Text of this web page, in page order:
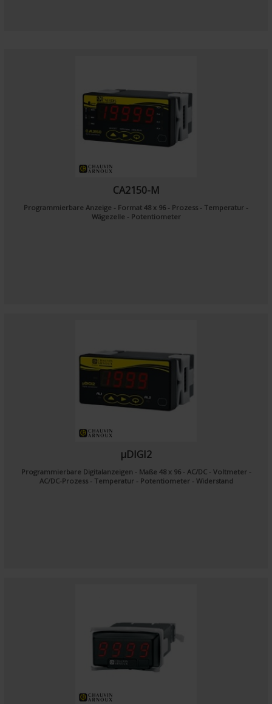
CA2150-M
Programmierbare Anzeige - Format 48 x 96 - Prozess - Temperatur -
Wägezelle - Potentiometer
µDIGI2
Programmierbare Digitalanzeigen - Maße 48 x 96 - AC/DC - Voltmeter -
AC/DC-Prozess - Temperatur - Potentiometer - Widerstand